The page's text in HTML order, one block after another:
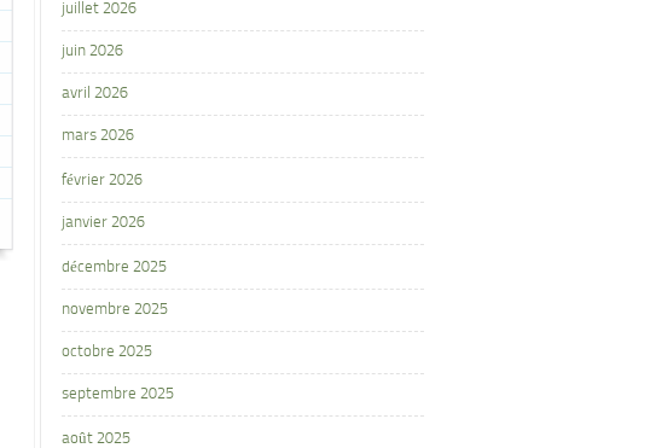
juillet 2026
juin 2026
avril 2026
mars 2026
février 2026
janvier 2026
décembre 2025
novembre 2025
octobre 2025
septembre 2025
août 2025